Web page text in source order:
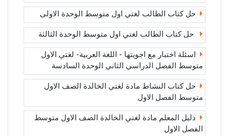
حل كتاب الطالب لغتي اول متوسط الوحدة الاولى
حل كتاب الطالب لغتي اول متوسط الوحدة الثالثة
اسئلة اختبار مع اجوبتها - اللغة العربية- لغتي الاول
متوسط الفصل الدراسي الثاني الوحدة السادسة
حل كتاب النشاط مادة لغتي الخالدة الصف الاول
متوسط الفصل الاول
دليل المعلم مادة لغتي الخالدة الصف الاول متوسط
الفصل الاول